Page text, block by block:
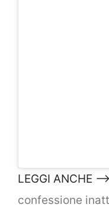
LEGGI ANCHE –>
confessione